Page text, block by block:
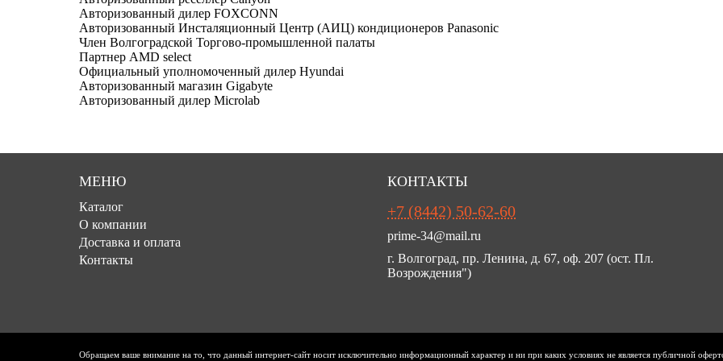
Авторизованный дилер FOXCONN
Авторизованный Инсталяционный Центр (АИЦ) кондиционеров Panasonic
Член Волгоградской Торгово-промышленной палаты
Партнер AMD select
Официальный уполномоченный дилер Hyundai
Авторизованный магазин Gigabyte
Авторизованный дилер Microlab
МЕНЮ
Каталог
О компании
Доставка и оплата
Контакты
КОНТАКТЫ
+7 (8442) 50-62-60
prime-34@mail.ru
г. Волгоград, пр. Ленина, д. 67, оф. 207 (ост. Пл.
Возрождения")
Обращаем ваше внимание на то, что данный интернет-сайт носит исключительно информационный характер и ни при каких условиях не является публичной